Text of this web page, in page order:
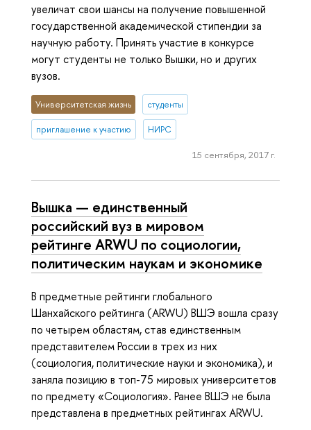
увеличат свои шансы на получение повышенной
государственной академической стипендии за
научную работу. Принять участие в конкурсе
могут студенты не только Вышки, но и других
вузов.
Университетская жизнь студенты
приглашение к участию НИРС
15 сентября, 2017 г.
Вышка — единственный
российский вуз в мировом
рейтинге ARWU по социологии,
политическим наукам и экономике
В предметные рейтинги глобального
Шанхайского рейтинга (ARWU) ВШЭ вошла сразу
по четырем областям, став единственным
представителем России в трех из них
(социология, политические науки и экономика), и
заняла позицию в топ-75 мировых университетов
по предмету «Социология». Ранее ВШЭ не была
представлена в предметных рейтингах ARWU.